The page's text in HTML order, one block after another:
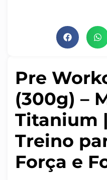
Pre
(300g) –
Titanium
Treino
Força e